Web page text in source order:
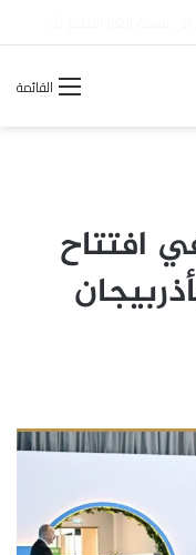
القائمة
افتتاح